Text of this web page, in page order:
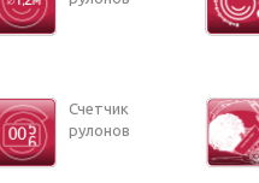
Счет­чик
ру­ло­нов